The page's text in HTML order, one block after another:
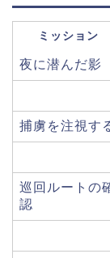
ミッション
夜に潜んだ影
捕虜を注視す
巡回ルートの
認